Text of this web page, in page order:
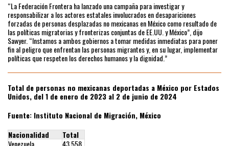
“La Federación Frontera ha lanzado una campaña para investigar y
responsabilizar a los actores estatales involucrados en desapariciones
forzadas de personas desplazadas no mexicanas en México como resultado de
las políticas migratorias y fronterizas conjuntas de EE.UU. y México”, dijo
Sawyer. “Instamos a ambos gobiernos a tomar medidas inmediatas para poner
fin al peligro que enfrentan las personas migrantes y, en su lugar, implementar
políticas que respeten los derechos humanos y la dignidad.”
Total de personas no mexicanas deportadas a México por Estados
Unidos, del 1 de enero de 2023 al 2 de junio de 2024
Fuente: Instituto Nacional de Migración, México
Nacionalidad
Total